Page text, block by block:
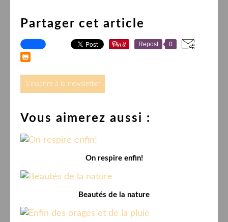
Partager cet article
Repost 0
S'inscrire à la newsletter
Vous aimerez aussi :
On respire enfin!
Beautés de la nature